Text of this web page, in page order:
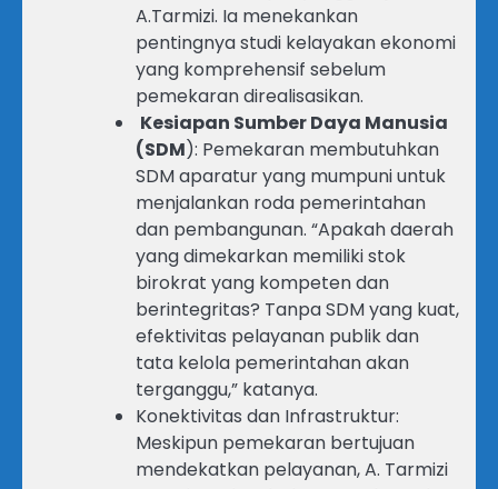
A.Tarmizi. Ia menekankan
pentingnya studi kelayakan ekonomi
yang komprehensif sebelum
pemekaran direalisasikan.
Kesiapan Sumber Daya Manusia
(SDM): Pemekaran membutuhkan
SDM aparatur yang mumpuni untuk
menjalankan roda pemerintahan
dan pembangunan. “Apakah daerah
yang dimekarkan memiliki stok
birokrat yang kompeten dan
berintegritas? Tanpa SDM yang kuat,
efektivitas pelayanan publik dan
tata kelola pemerintahan akan
terganggu,” katanya.
Konektivitas dan Infrastruktur:
Meskipun pemekaran bertujuan
mendekatkan pelayanan, A. Tarmizi